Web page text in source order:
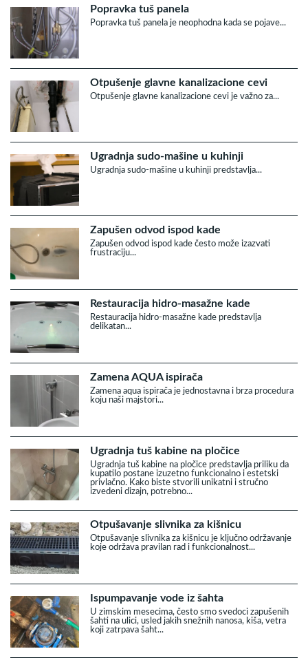
Popravka tuš panela
Popravka tuš panela je neophodna kada se pojave...
Otpušenje glavne kanalizacione cevi
Otpušenje glavne kanalizacione cevi je važno za...
Ugradnja sudo-mašine u kuhinji
Ugradnja sudo-mašine u kuhinji predstavlja...
Zapušen odvod ispod kade
Zapušen odvod ispod kade često može izazvati
frustraciju...
Restauracija hidro-masažne kade
Restauracija hidro-masažne kade predstavlja
delikatan...
Zamena AQUA ispirača
Zamena aqua ispirača je jednostavna i brza procedura
koju naši majstori...
Ugradnja tuš kabine na pločice
Ugradnja tuš kabine na pločice predstavlja priliku da
kupatilo postane izuzetno funkcionalno i estetski
privlačno. Kako biste stvorili unikatni i stručno
izvedeni dizajn, potrebno...
Otpušavanje slivnika za kišnicu
Otpušavanje slivnika za kišnicu je ključno održavanje
koje održava pravilan rad i funkcionalnost...
Ispumpavanje vode iz šahta
U zimskim mesecima, često smo svedoci zapušenih
šahti na ulici, usled jakih snežnih nanosa, kiša, vetra
koji zatrpava šaht...